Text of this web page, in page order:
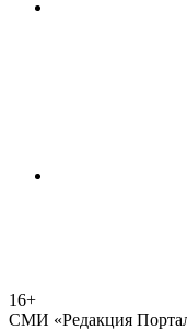
16+
СМИ «Редакция